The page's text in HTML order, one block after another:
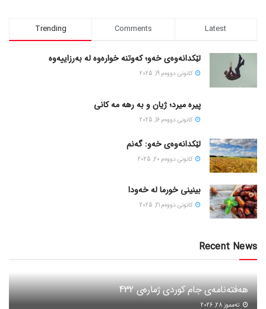
Trending Comments Latest
لێکدانەوەی خەو؛ کەوتنە خوارەوە لە بەرزاییەوە
كانونی دووه‌م 19, 2025
پیره میرد؛ ژیان و به رهه مه کانی
كانونی دووه‌م 16, 2025
لێکدانەوەی خەو: گەنم
كانونی دووه‌م 20, 2025
بینینی خورما لە خەودا
كانونی دووه‌م 21, 2025
Recent News
هەفتەنامەی جام کوردی ژمارەی 432
ته‌مموز 28, 2026